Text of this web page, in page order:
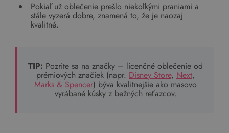
Pokiaľ už oblečenie prešlo niekoľkými praniami a
stále vyzerá dobre, znamená to, že je naozaj
kvalitné.
TIP: Pozrite sa na značky – licenčné oblečenie od
prémiových značiek (napr. Disney Store, Next,
Marks & Spencer) býva kvalitnejšie ako masovo
vyrábané kúsky z bežných reťazcov.